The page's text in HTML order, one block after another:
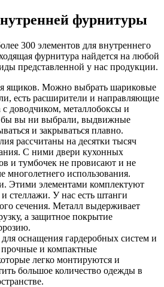
фурнитуры
300 элементов для внутреннего
фурнитура найдется на любой
представленной у нас продукции.
ящиков. Можно выбрать шариковые
есть расширители и направляющие
доводчиком, металлобоксы и
бы вы ни выбрали, выдвижные
и закрываться плавно.
рассчитаны на десятки тысяч
С ними двери кухонных
и тумбочек не провисают и не
многолетнего использования.
Этими элементами комплектуют
стеллажи. У нас есть штанги
сечения. Металл выдерживает
а защитное покрытие
оснащения гардеробных систем и
и компактные
легко монтируются и
большое количество одежды в